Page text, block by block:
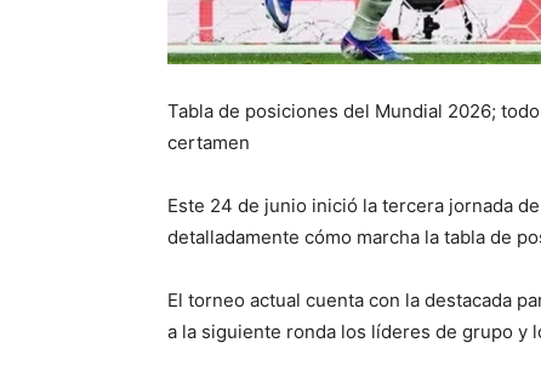
Tabla de posiciones del Mundial 2026;
certamen
Este 24 de junio inició la tercera jornada
detalladamente cómo marcha la tabla de
El torneo actual cuenta con la destacada
a la siguiente ronda los líderes de grupo y